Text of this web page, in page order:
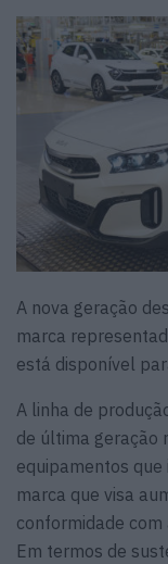
A nova geração
marca
está disponível
A linha de
de última geração
equipamentos
marca que visa
conformidade
Em termos de